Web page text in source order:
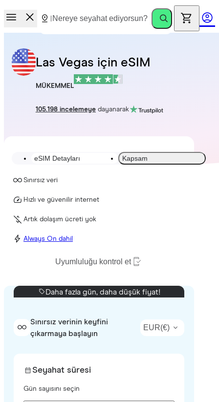
Las Vegas için eSIM
MÜKEMMEL
105.198 incelemeyedayanarak
eSIM Detayları Kapsam
Sınırsız veri
Hızlı ve güvenilir internet
Artık dolaşım ücreti yok
Always On dahil
Uyumluluğu kontrol et
Daha fazla gün, daha düşük fiyat!
Sınırsız verinin keyfini
çıkarmaya başlayın
EUR(€)
Seyahat süresi
Gün sayısını seçin